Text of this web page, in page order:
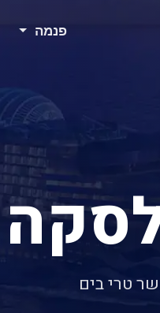
פנמה
טרי בים